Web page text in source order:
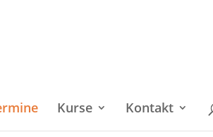
Kurse Kontakt